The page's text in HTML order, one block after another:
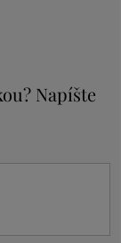
Napíšte